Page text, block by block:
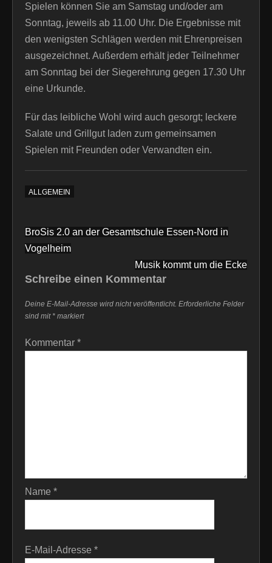
Spielen können Sie am Samstag und/oder am
Sonntag, jeweils ab 11.00 Uhr. Die Ergebnisse mit
den wenigsten Schlägen werden mit Ehrenpreisen
ausgezeichnet. Außerdem erhält jeder Teilnehmer
am Sonntag bei der Siegerehrung gegen 17.30 Uhr
eine Urkunde.
Für das leibliche Wohl wird auch gesorgt; leckere
Salate und Grillgut laden zum gemeinsamen
Spielen mit Freunden oder Verwandten ein.
ALLGEMEIN
Beitragsnavigation
BroSis 2.0 an der Gesamtschule Essen-Nord in
Vogelheim
Musik kommt um die Ecke
Schreibe einen Kommentar
Deine E-Mail-Adresse wird nicht veröffentlicht. Erforderliche Felder
sind mit * markiert
Kommentar *
Name *
E-Mail-Adresse *